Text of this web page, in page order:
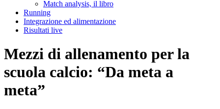
Match analysis, il libro
Running
Integrazione ed alimentazione
Risultati live
Mezzi di allenamento per la
scuola calcio: “Da meta a
meta”